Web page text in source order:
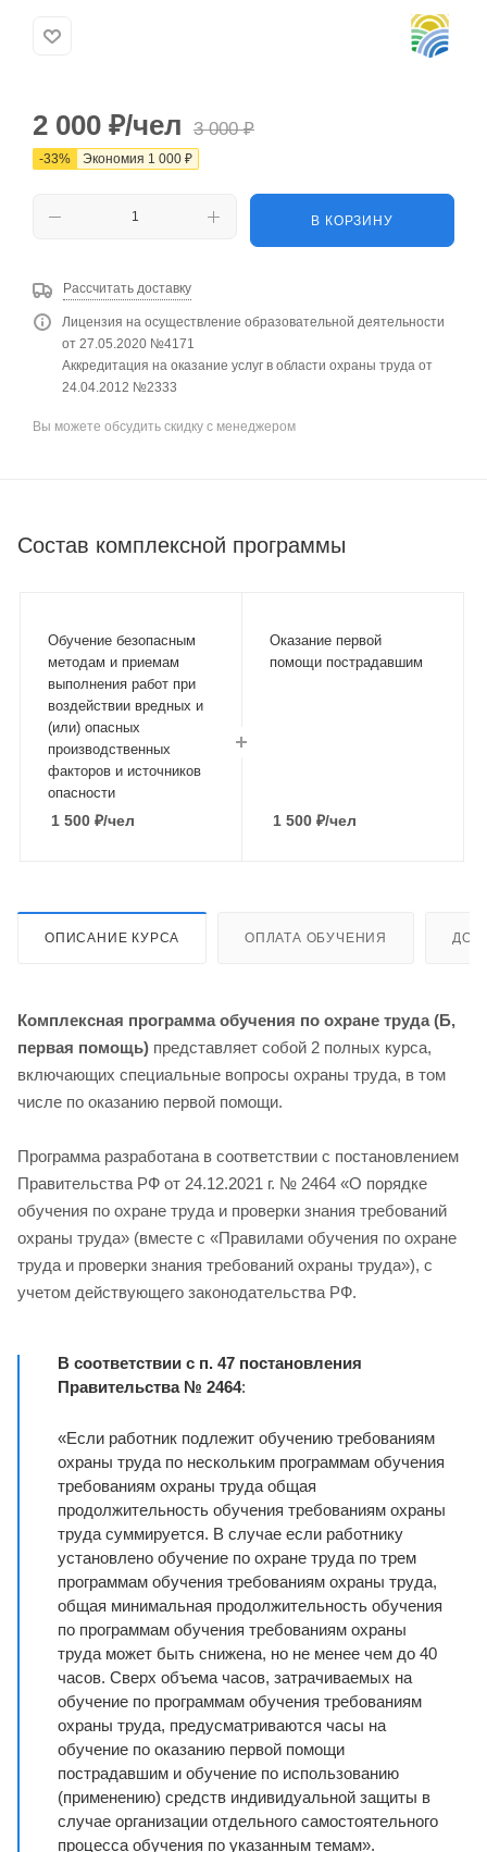
2 000 ₽/чел 3 000₽
-33% Экономия 1 000 ₽
В КОРЗИНУ
Рассчитать доставку
Лицензия на осуществление образовательной деятельности
от 27.05.2020 №4171
Аккредитация на оказание услуг в области охраны труда от
24.04.2012 №2333
Вы можете обсудить скидку с менеджером
Состав комплексной программы
Обучение безопасным
методам и приемам
выполнения работ при
воздействии вредных и
(или) опасных
производственных
факторов и источников
опасности
1 500₽/чел
Оказание первой
помощи пострадавшим
1 500 ₽/чел
ОПИСАНИЕ КУРСА ОПЛАТА ОБУЧЕНИЯ
Комплексная программа обучения по охране труда (Б,
первая помощь) представляет собой 2 полных курса,
включающих специальные вопросы охраны труда, в том
числе по оказанию первой помощи.
Программа разработана в соответствии с постановлением
Правительства РФ от 24.12.2021 г. № 2464 «О порядке
обучения по охране труда и проверки знания требований
охраны труда» (вместе с «Правилами обучения по охране
труда и проверки знания требований охраны труда»), с
учетом действующего законодательства РФ.
В соответствии с п. 47 постановления
Правительства № 2464:
«Если работник подлежит обучению требованиям
охраны труда по нескольким программам обучения
требованиям охраны труда общая
продолжительность обучения требованиям охраны
труда суммируется. В случае если работнику
установлено обучение по охране труда по трем
программам обучения требованиям охраны труда,
общая минимальная продолжительность обучения
по программам обучения требованиям охраны
труда может быть снижена, но не менее чем до 40
часов. Сверх объема часов, затрачиваемых на
обучение по программам обучения требованиям
охраны труда, предусматриваются часы на
обучение по оказанию первой помощи
пострадавшим и обучение по использованию
(применению) средств индивидуальной защиты в
случае организации отдельного самостоятельного
процесса обучения по указанным темам».